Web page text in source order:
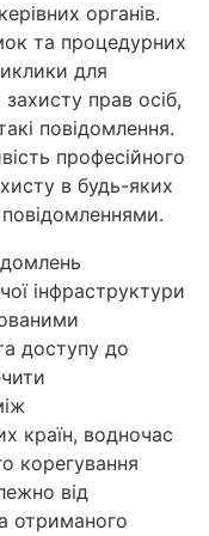
органів.
та процедурних
для
прав осіб,
повідомлення.
професійного
в будь-яких
інфраструктури
доступу до
країн, водночас
корегування
від
отриманого